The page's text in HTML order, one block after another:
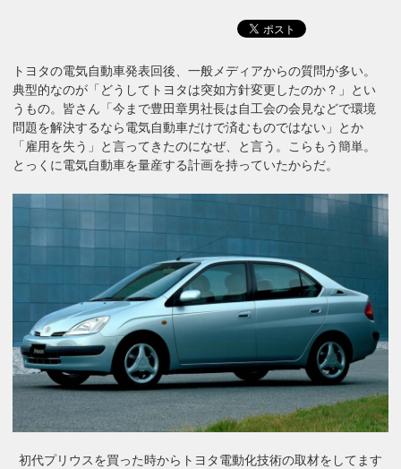
トヨタの電気自動車発表回後、一般メディアからの質問が多い。
典型的なのが「どうしてトヨタは突如方針変更したのか？」とい
うもの。皆さん「今まで豊田章男社長は自工会の会見などで環境
問題を解決するなら電気自動車だけで済むものではない」とか
「雇用を失う」と言ってきたのになぜ、と言う。こらもう簡単。
とっくに電気自動車を量産する計画を持っていたからだ。
初代プリウスを買った時からトヨタ電動化技術の取材をしてます